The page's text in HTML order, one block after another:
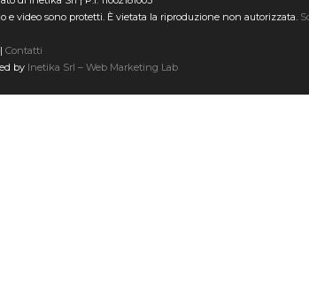
video sono protetti. È vietata la riproduzione non autorizzata.
| Contatti
by Inetika Srl – Web Marketing Lab